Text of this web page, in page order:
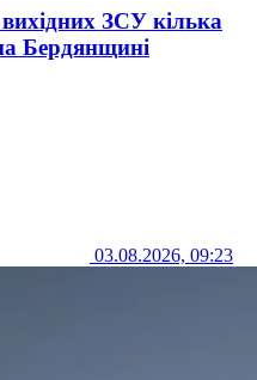
ЗСУ кілька
Бердянщині
03.08.2026, 09:23